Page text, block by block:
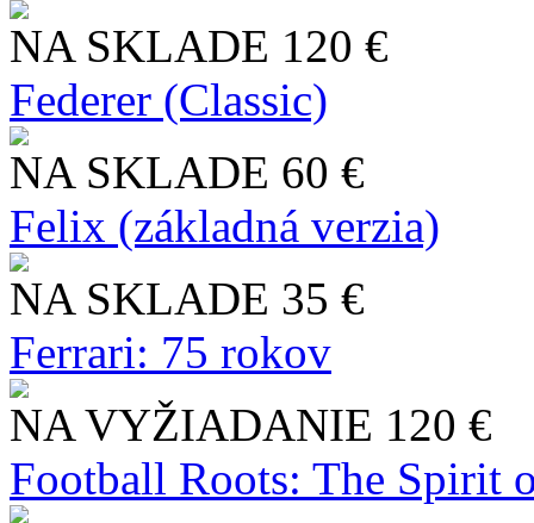
NA SKLADE 120 €
Federer (Classic)
NA SKLADE 60 €
Felix (základná verzia)
NA SKLADE 35 €
Ferrari: 75 rokov
NA VYŽIADANIE 120 €
Football Roots: The Spirit